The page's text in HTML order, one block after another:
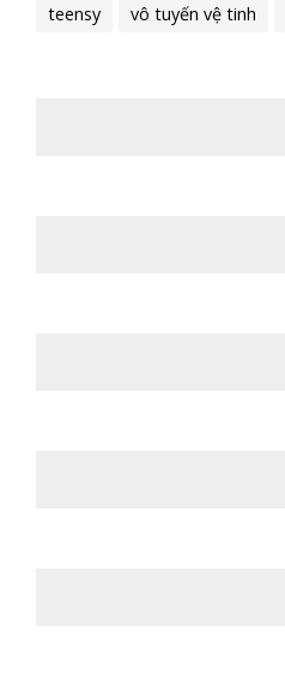
teensy
vô tuyến vệ tinh